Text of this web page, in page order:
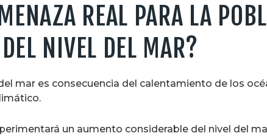
REAL PARA LA
NIVEL DEL MAR?
mar es consecuencia del calentamiento de los
un aumento considerable del nivel del